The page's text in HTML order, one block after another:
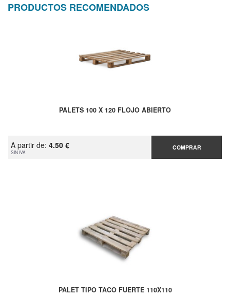
PRODUCTOS RECOMENDADOS
PALETS 100 X 120 FLOJO ABIERTO
A partir de: 4.50 €
SIN IVA
COMPRAR
PALET TIPO TACO FUERTE 110X110